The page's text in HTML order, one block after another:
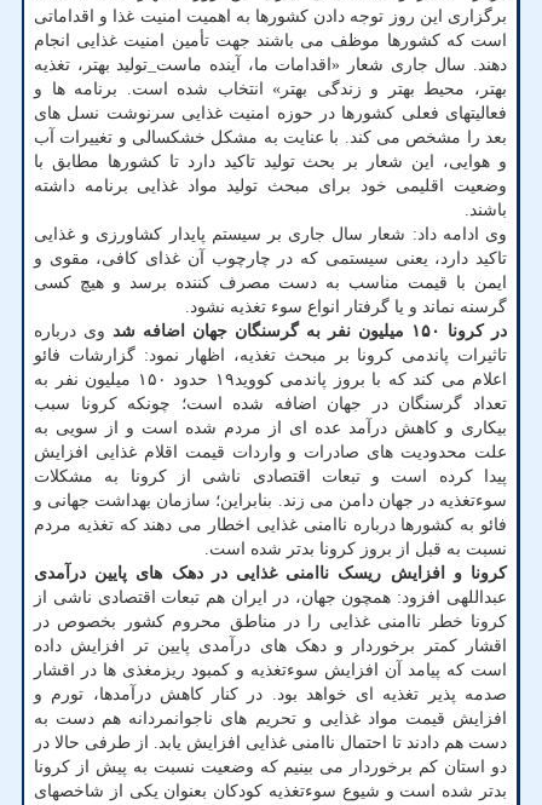
برگزاری این روز توجه دادن کشورها به اهمیت امنیت غذا و اقداماتی
است که کشورها موظف می باشند جهت تأمین امنیت غذایی انجام
دهند. سال جاری شعار «اقدامات ما، آینده ماست_تولید بهتر، تغذیه
بهتر، محیط بهتر و زندگی بهتر» انتخاب شده است. برنامه ها و
فعالیتهای فعلی کشورها در حوزه امنیت غذایی سرنوشت نسل های
بعد را مشخص می کند. با عنایت به مشکل خشکسالی و تغییرات آب
و هوایی، این شعار بر بحث تولید تاکید دارد تا کشورها مطابق با
وضعیت اقلیمی خود برای مبحث تولید مواد غذایی برنامه داشته
باشند.
وی ادامه داد: شعار سال جاری بر سیستم پایدار کشاورزی و غذایی
تاکید دارد، یعنی سیستمی که در چارچوب آن غذای کافی، مقوی و
ایمن با قیمت مناسب به دست مصرف کننده برسد و هیچ کسی
گرسنه نماند و یا گرفتار انواع سوء تغذیه نشود.
در کرونا ۱۵۰ میلیون نفر به گرسنگان جهان اضافه شد
وی درباره
تاثیرات پاندمی کرونا بر مبحث تغذیه، اظهار نمود: گزارشات فائو
اعلام می کند که با بروز پاندمی کووید۱۹ حدود ۱۵۰ میلیون نفر به
تعداد گرسنگان در جهان اضافه شده است؛ چونکه کرونا سبب
بیکاری و کاهش درآمد عده ای از مردم شده است و از سویی به
علت محدودیت های صادرات و واردات قیمت اقلام غذایی افزایش
پیدا کرده است و تبعات اقتصادی ناشی از کرونا به مشکلات
سوءتغذیه در جهان دامن می زند. بنابراین؛ سازمان بهداشت جهانی و
فائو به کشورها درباره ناامنی غذایی اخطار می دهند که تغذیه مردم
نسبت به قبل از بروز کرونا بدتر شده است.
کرونا و افزایش ریسک ناامنی غذایی در دهک های پایین درآمدی
عبداللهی افزود: همچون جهان، در ایران هم تبعات اقتصادی ناشی از
کرونا خطر ناامنی غذایی را در مناطق محروم کشور بخصوص در
اقشار کمتر برخوردار و دهک های درآمدی پایین تر افزایش داده
است که پیامد آن افزایش سوءتغذیه و کمبود ریزمغذی ها در اقشار
صدمه پذیر تغذیه ای خواهد بود. در کنار کاهش درآمدها، تورم و
افزایش قیمت مواد غذایی و تحریم های ناجوانمردانه هم دست به
دست هم دادند تا احتمال ناامنی غذایی افزایش یابد. از طرفی حالا در
دو استان کم برخوردار می بینیم که وضعیت نسبت به پیش از کرونا
بدتر شده است و شیوع سوءتغذیه کودکان بعنوان یکی از شاخصهای